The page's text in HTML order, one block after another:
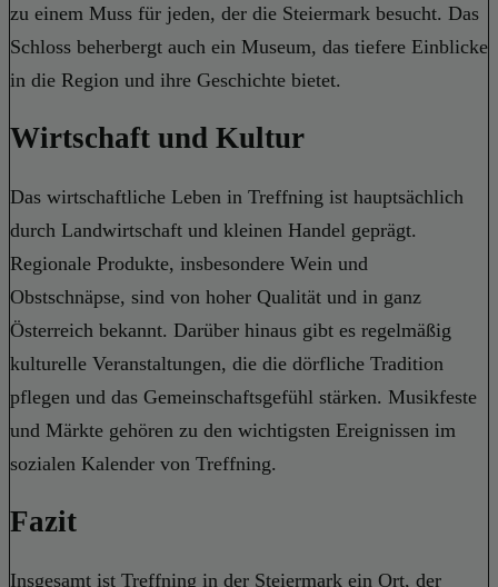
zu einem Muss für jeden, der die Steiermark besucht. Das
Schloss beherbergt auch ein Museum, das tiefere Einblicke
in die Region und ihre Geschichte bietet.
Wirtschaft und Kultur
Das wirtschaftliche Leben in Treffning ist hauptsächlich
durch Landwirtschaft und kleinen Handel geprägt.
Regionale Produkte, insbesondere Wein und
Obstschnäpse, sind von hoher Qualität und in ganz
Österreich bekannt. Darüber hinaus gibt es regelmäßig
kulturelle Veranstaltungen, die die dörfliche Tradition
pflegen und das Gemeinschaftsgefühl stärken. Musikfeste
und Märkte gehören zu den wichtigsten Ereignissen im
sozialen Kalender von Treffning.
Fazit
Insgesamt ist Treffning in der Steiermark ein Ort, der